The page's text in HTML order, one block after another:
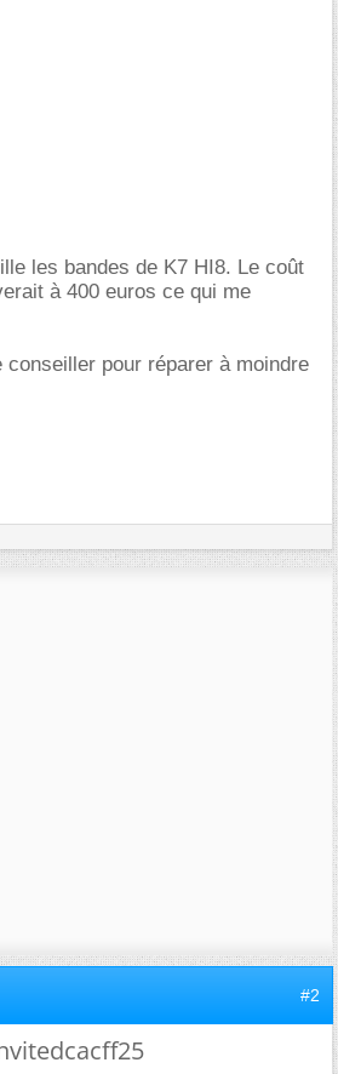
les bandes de K7 HI8. Le coût
à 400 euros ce qui me
conseiller pour réparer à moindre
#2